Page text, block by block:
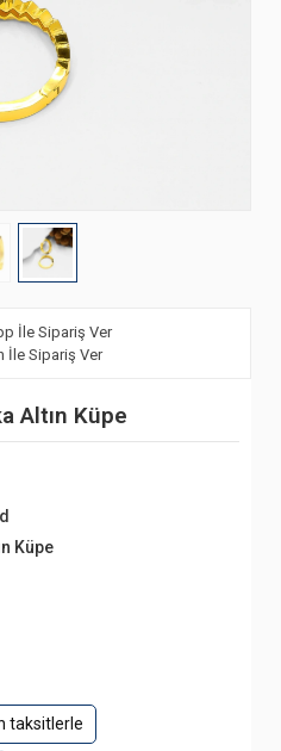
İle Sipariş Ver
İle Sipariş Ver
Altın Küpe
Küpe
taksitlerle